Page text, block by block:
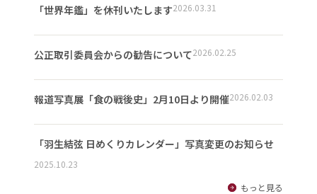
「世界年鑑」を休刊いたします2026.03.31
公正取引委員会からの勧告について2026.02.25
報道写真展「食の戦後史」2月10日より開催2026.02.03
「羽生結弦 日めくりカレンダー」写真変更のお知らせ
2025.10.23
もっと見る